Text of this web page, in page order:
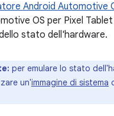
Android Automotive
OS per Pixel
stato dell'hardware.
per emulare lo stato
un'immagine di sistema